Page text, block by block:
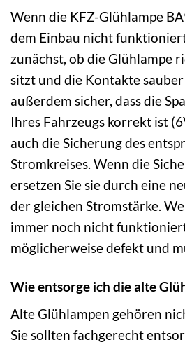
Wenn die KFZ-Glühlampe
dem Einbau nicht
zunächst, ob die Glühlampe
sitzt und die Kontakte sauber
außerdem sicher, dass die
Ihres Fahrzeugs korrekt ist
auch die Sicherung des
Stromkreises. Wenn die
ersetzen Sie sie durch eine
der gleichen Stromstärke.
immer noch nicht
möglicherweise defekt und
Wie entsorge ich die alte
Alte Glühlampen gehören
Sie sollten fachgerecht